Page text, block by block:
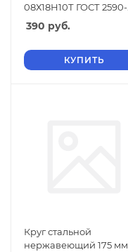
08Х18Н10Т ГОСТ 2590-
2006
390 руб.
КУПИТЬ
Круг стальной
нержавеющий 175 мм